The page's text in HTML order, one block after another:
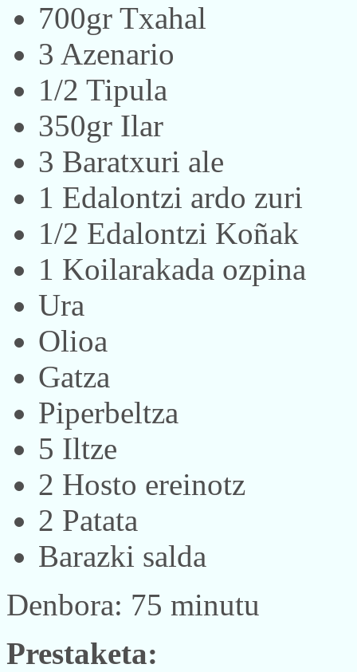
700gr Txahal
3 Azenario
1/2 Tipula
350gr Ilar
3 Baratxuri ale
1 Edalontzi ardo zuri
1/2 Edalontzi Koñak
1 Koilarakada ozpina
Ura
Olioa
Gatza
Piperbeltza
5 Iltze
2 Hosto ereinotz
2 Patata
Barazki salda
Denbora: 75 minutu
Prestaketa: